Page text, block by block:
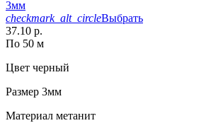
3мм
checkmark_alt_circleВыбрать
37.10 р.
По 50 м
Цвет черный
Размер 3мм
Материал метанит